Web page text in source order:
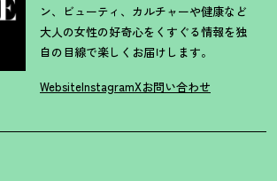
ン、ビューティ、カルチャーや健康など
大人の女性の好奇心をくすぐる情報を独
自の目線で楽しくお届けします。
WebsiteInstagramXお問い合わせ